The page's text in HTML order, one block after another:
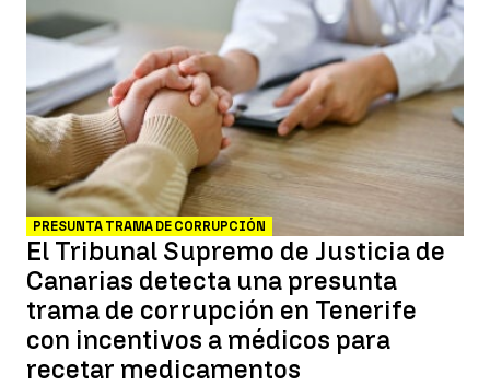
PRESUNTA TRAMA DE CORRUPCIÓN
El Tribunal Supremo de Justicia de
Canarias detecta una presunta
trama de corrupción en Tenerife
con incentivos a médicos para
recetar medicamentos